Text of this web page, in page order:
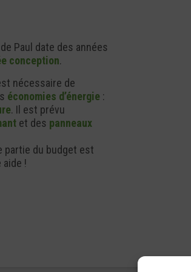
Paul date des années
conception.
nécessaire de
économies d’énergie :
. Il est prévu
et des panneaux
partie du budget est
!